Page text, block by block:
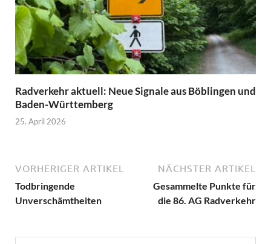
Radverkehr aktuell: Neue Signale aus Böblingen und
Baden-Württemberg
25. April 2026
VORHERIGER ARTIKEL
Todbringende
Unverschämtheiten
NÄCHSTER ARTIKEL
Gesammelte Punkte für
die 86. AG Radverkehr